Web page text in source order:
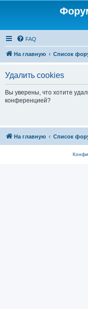
FAQ
На главную Список
Удалить cookies
Вы уверены, что хотите
конференцией?
На главную Список